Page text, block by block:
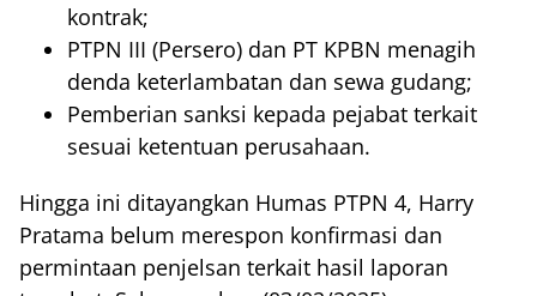
kontrak;
PTPN III (Persero) dan PT KPBN menagih
denda keterlambatan dan sewa gudang;
Pemberian sanksi kepada pejabat terkait
sesuai ketentuan perusahaan.
Hingga ini ditayangkan Humas PTPN 4, Harry
Pratama belum merespon konfirmasi dan
permintaan penjelsan terkait hasil laporan